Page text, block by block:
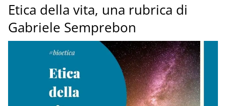
Etica della vita, una rubrica di
Gabriele Semprebon